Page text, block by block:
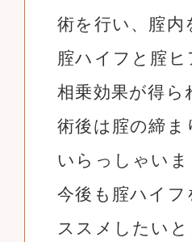
術を行い、腟
腟ハイフと腟
相乗効果が得ら
術後は腟の締
いらっしゃいま
今後も腟ハイ
ススメしたい